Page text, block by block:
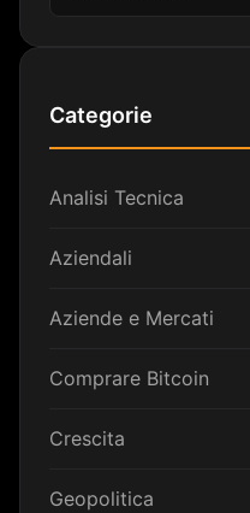
Categorie
Analisi Tecnica
Aziendali
Aziende e Mercati
Comprare Bitcoin
Crescita
Geopolitica